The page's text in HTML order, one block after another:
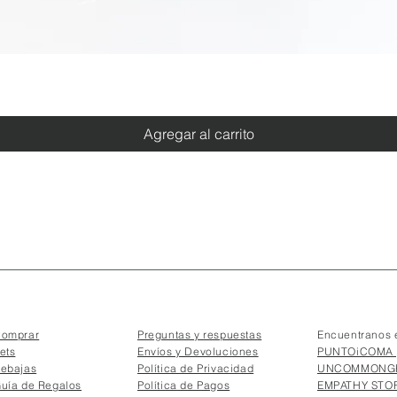
Agregar al carrito
de Regalos
Preguntas y respuestas
Envíos y Devoluciones
Política de Privacidad
Política de Pagos
Encuentranos
PUNTOiCOMA
EMPATHY